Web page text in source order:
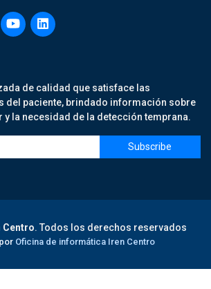
de calidad que satisface las
del paciente, brindado información sobre
y la necesidad de la detección temprana.
Centro. Todos los derechos reservados
Oficina de informática Iren Centro